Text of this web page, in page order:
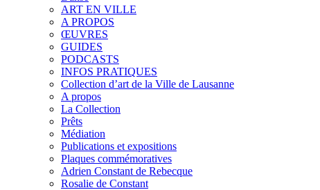
ART EN VILLE
A PROPOS
ŒUVRES
GUIDES
PODCASTS
INFOS PRATIQUES
Collection d’art de la Ville de Lausanne
A propos
La Collection
Prêts
Médiation
Publications et expositions
Plaques commémoratives
Adrien Constant de Rebecque
Rosalie de Constant